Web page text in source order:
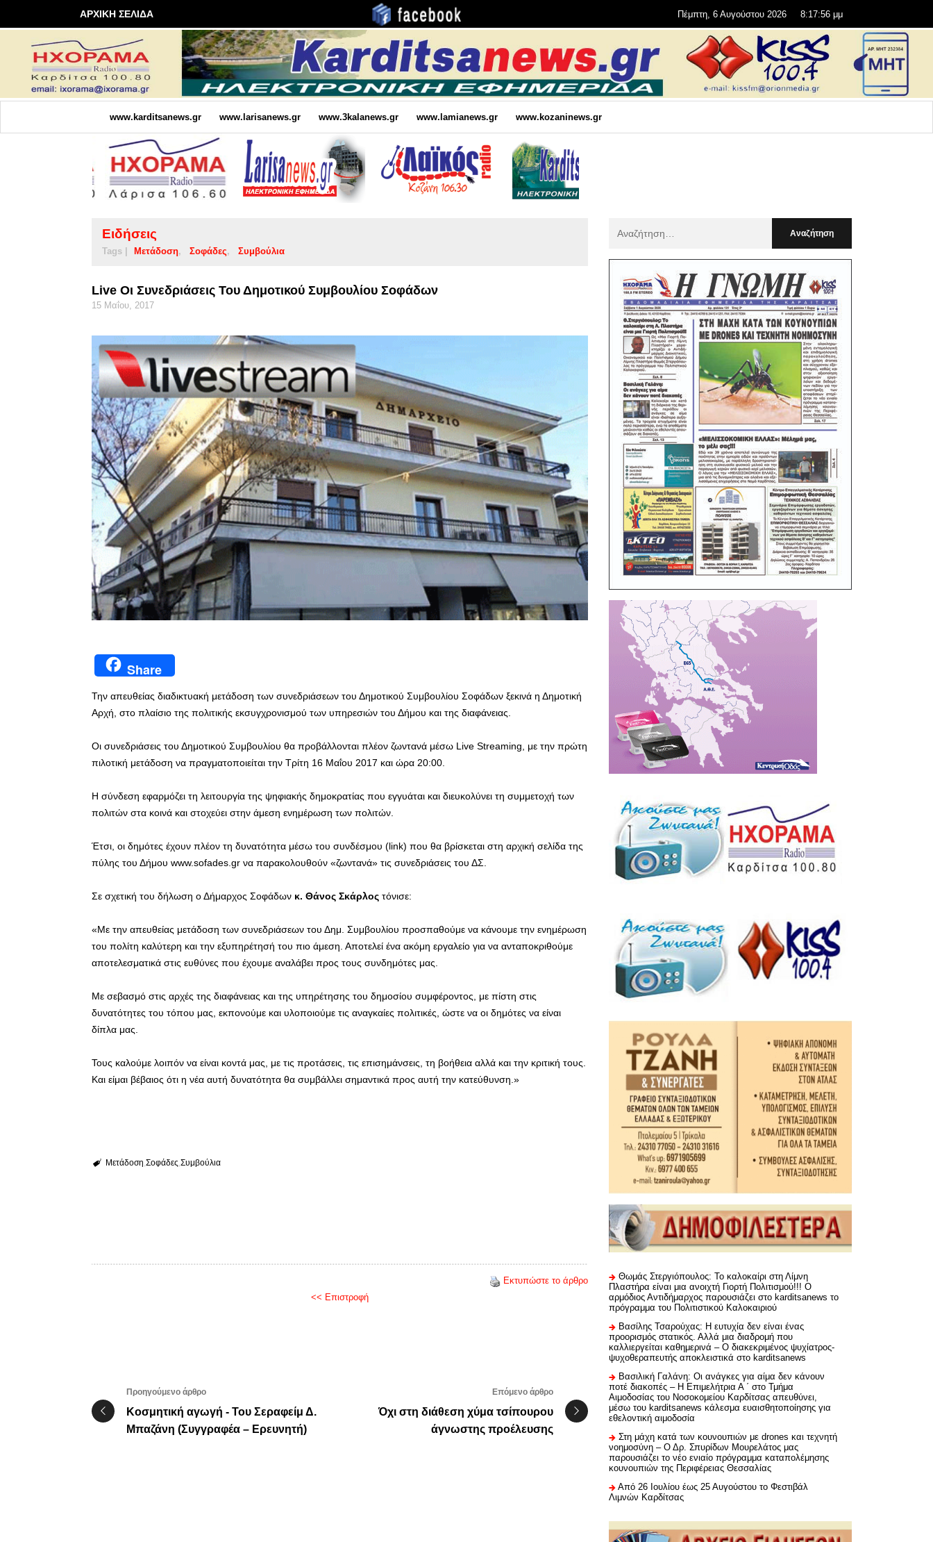
ΑΡΧΙΚΗ ΣΕΛΙΔΑ Πέμπτη, 6 Αυγούστου 2026 8:17:57 μμ
www.karditsanews.gr www.larisanews.gr www.3kalanews.gr www.lamianews.gr www.kozaninews.gr
Ειδήσεις
Tags | Μετάδοση Σοφάδες Συμβούλια
Live Οι Συνεδριάσεις Του Δημοτικού Συμβουλίου Σοφάδων
15 Μαΐου, 2017
Share
Την απευθείας διαδικτυακή μετάδοση των συνεδριάσεων του Δημοτικού Συμβουλίου Σοφάδων ξεκινά η Δημοτική
Αρχή, στο πλαίσιο της πολιτικής εκσυγχρονισμού των υπηρεσιών του Δήμου και της διαφάνειας.
Οι συνεδριάσεις του Δημοτικού Συμβουλίου θα προβάλλονται πλέον ζωντανά μέσω Live Streaming, με την πρώτη
πιλοτική μετάδοση να πραγματοποιείται την Τρίτη 16 Μαΐου 2017 και ώρα 20:00.
Η σύνδεση εφαρμόζει τη λειτουργία της ψηφιακής δημοκρατίας που εγγυάται και διευκολύνει τη συμμετοχή των
πολιτών στα κοινά και στοχεύει στην άμεση ενημέρωση των πολιτών.
Έτσι, οι δημότες έχουν πλέον τη δυνατότητα μέσω του συνδέσμου (link) που θα βρίσκεται στη αρχική σελίδα της
πύλης του Δήμου www.sofades.gr να παρακολουθούν «ζωντανά» τις συνεδριάσεις του ΔΣ.
Σε σχετική του δήλωση ο Δήμαρχος Σοφάδων κ. Θάνος Σκάρλος τόνισε:
«Με την απευθείας μετάδοση των συνεδριάσεων του Δημ. Συμβουλίου προσπαθούμε να κάνουμε την ενημέρωση
του πολίτη καλύτερη και την εξυπηρέτησή του πιο άμεση. Αποτελεί ένα ακόμη εργαλείο για να ανταποκριθούμε
αποτελεσματικά στις ευθύνες που έχουμε αναλάβει προς τους συνδημότες μας.
Με σεβασμό στις αρχές της διαφάνειας και της υπηρέτησης του δημοσίου συμφέροντος, με πίστη στις
δυνατότητες του τόπου μας, εκπονούμε και υλοποιούμε τις αναγκαίες πολιτικές, ώστε να οι δημότες να είναι
δίπλα μας.
Τους καλούμε λοιπόν να είναι κοντά μας, με τις προτάσεις, τις επισημάνσεις, τη βοήθεια αλλά και την κριτική τους.
Και είμαι βέβαιος ότι η νέα αυτή δυνατότητα θα συμβάλλει σημαντικά προς αυτή την κατεύθυνση.»
Μετάδοση Σοφάδες Συμβούλια
Εκτυπώστε το άρθρο
<< Επιστροφή
Προηγούμενο άρθρο
Κοσμητική αγωγή - Του Σεραφείμ Δ.
Μπαζάνη (Συγγραφέα – Ερευνητή)
Επόμενο άρθρο
Όχι στη διάθεση χύμα τσίπουρου
άγνωστης προέλευσης
:
Θωμάς Στεργιόπουλος: Το καλοκαίρι στη Λίμνη
Πλαστήρα είναι μια ανοιχτή Γιορτή Πολιτισμού!!! Ο
αρμόδιος Αντιδήμαρχος παρουσιάζει στο karditsanews το
πρόγραμμα του Πολιτιστικού Καλοκαιριού
Βασίλης Τσαρούχας: Η ευτυχία δεν είναι ένας
προορισμός στατικός. Αλλά μια διαδρομή που
καλλιεργείται καθημερινά – Ο διακεκριμένος ψυχίατρος-
ψυχοθεραπευτής αποκλειστικά στο karditsanews
Βασιλική Γαλάνη: Οι ανάγκες για αίμα δεν κάνουν
ποτέ διακοπές – Η Επιμελήτρια Α ΄ στο Τμήμα
Αιμοδοσίας του Νοσοκομείου Καρδίτσας απευθύνει,
μέσω του karditsanews κάλεσμα ευαισθητοποίησης για
εθελοντική αιμοδοσία
Στη μάχη κατά των κουνουπιών με drones και τεχνητή
νοημοσύνη – Ο Δρ. Σπυρίδων Μουρελάτος μας
παρουσιάζει το νέο ενιαίο πρόγραμμα καταπολέμησης
κουνουπιών της Περιφέρειας Θεσσαλίας
Από 26 Ιουλίου έως 25 Αυγούστου το Φεστιβάλ
Λιμνών Καρδίτσας